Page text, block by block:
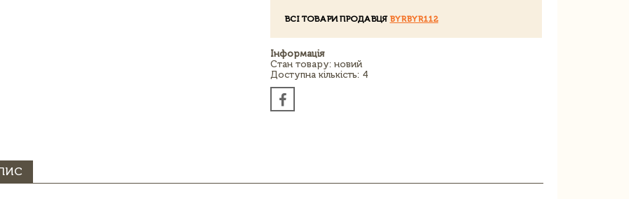
ВСІ ТОВАРИ ПРОДАВЦЯBYRBYR112
Інформація
Стан товару: новий
Доступна кількість: 4